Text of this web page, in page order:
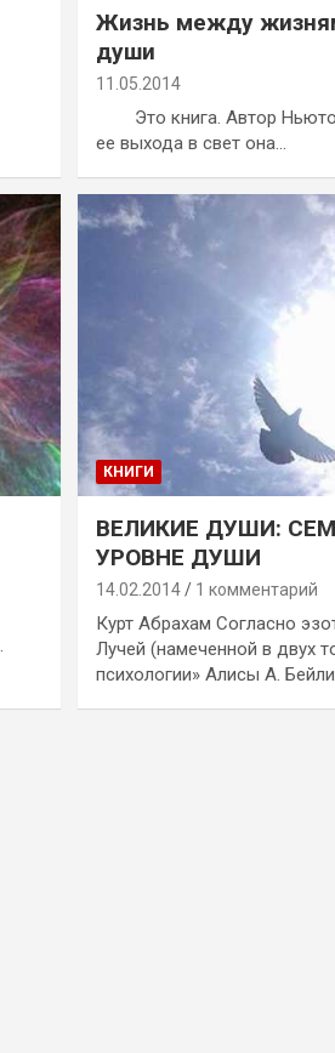
Жизнь между
души
11.05.2014
Это книга. Автор
ее выхода в свет она…
КНИГИ
ВЕЛИКИЕ ДУШИ:
УРОВНЕ ДУШИ
14.02.2014 1 комментарий
Курт Абрахам Согласно
Лучей (намеченной в двух
психологии» Алисы А.